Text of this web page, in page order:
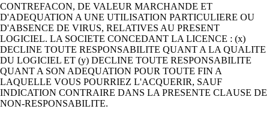
CONTREFACON, DE VALEUR MARCHANDE ET
D'ADEQUATION A UNE UTILISATION PARTICULIERE OU
D'ABSENCE DE VIRUS, RELATIVES AU PRESENT
LOGICIEL. LA SOCIETE CONCEDANT LA LICENCE : (x)
DECLINE TOUTE RESPONSABILITE QUANT A LA QUALITE
DU LOGICIEL ET (y) DECLINE TOUTE RESPONSABILITE
QUANT A SON ADEQUATION POUR TOUTE FIN A
LAQUELLE VOUS POURRIEZ L'ACQUERIR, SAUF
INDICATION CONTRAIRE DANS LA PRESENTE CLAUSE DE
NON-RESPONSABILITE.